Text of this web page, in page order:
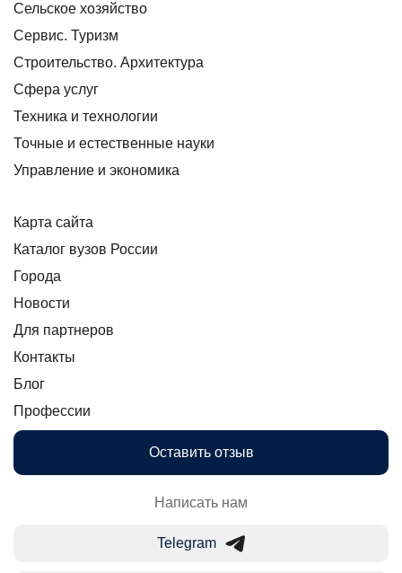
Сельское хозяйство
Сервис. Туризм
Строительство. Архитектура
Сфера услуг
Техника и технологии
Точные и естественные науки
Управление и экономика
Карта сайта
Каталог вузов России
Города
Новости
Для партнеров
Контакты
Блог
Профессии
Оставить отзыв
Написать нам
Telegram